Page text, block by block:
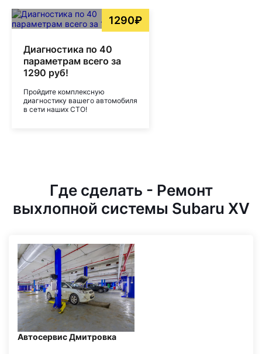
1290₽
Диагностика по 40
параметрам всего за
1290 руб!
Пройдите комплексную
диагностику вашего автомобиля
в сети наших СТО!
Где сделать - Ремонт
выхлопной системы Subaru XV
Автосервис Дмитровка